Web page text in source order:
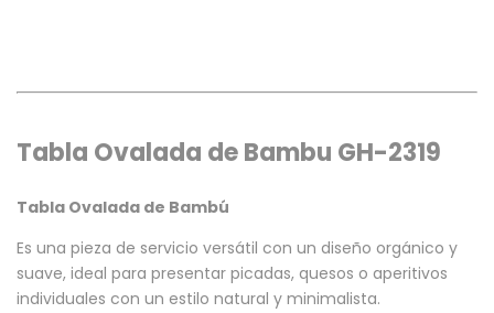
Tabla Ovalada de Bambu GH-2319
Tabla Ovalada de Bambú
Es una pieza de servicio versátil con un diseño orgánico y
suave, ideal para presentar picadas, quesos o aperitivos
individuales con un estilo natural y minimalista.